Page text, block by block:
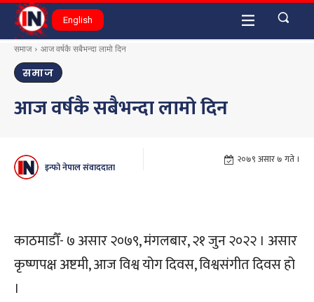
English
समाज आज वर्षकै सबैभन्दा लामो दिन
समाज
आज वर्षकै सबैभन्दा लामो दिन
इन्फो नेपाल संवाददाता
२०७९ असार ७ गते ।
काठमाडौँ- ७ असार २०७९, मंगलबार, २१ जुन २०२२ । असार
कृष्णपक्ष अष्टमी, आज विश्व योग दिवस, विश्वसंगीत दिवस हो
।